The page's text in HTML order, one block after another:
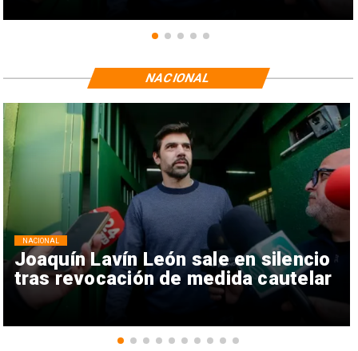
Joaquín Lavín León sale en silencio
tras revocación de medida cautelar
NACIONAL
NACIONAL